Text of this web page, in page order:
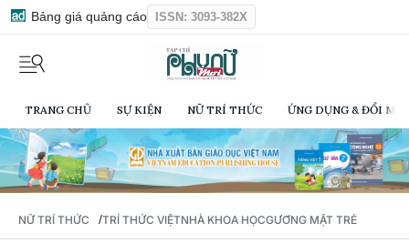
Bảng giá quảng cáo ISSN: 3093-382X
TRANG CHỦ SỰ KIỆN NỮ TRÍ THỨC ỨNG DỤNG & ĐỔI
NỮ TRÍ THỨC / TRÍ THỨC VIỆT NHÀ KHOA HỌCGƯƠNG MẶT TRẺ